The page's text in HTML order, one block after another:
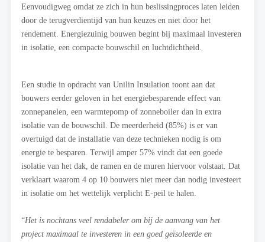
Eenvoudigweg omdat ze zich in hun beslissingproces laten leiden
door de terugverdientijd van hun keuzes en niet door het
rendement. Energiezuinig bouwen begint bij maximaal investeren
in isolatie, een compacte bouwschil en luchtdichtheid.
Een studie in opdracht van Unilin Insulation toont aan dat
bouwers eerder geloven in het energiebesparende effect van
zonnepanelen, een warmtepomp of zonneboiler dan in extra
isolatie van de bouwschil. De meerderheid (85%) is er van
overtuigd dat de installatie van deze technieken nodig is om
energie te besparen. Terwijl amper 57% vindt dat een goede
isolatie van het dak, de ramen en de muren hiervoor volstaat. Dat
verklaart waarom 4 op 10 bouwers niet meer dan nodig investeert
in isolatie om het wettelijk verplicht E-peil te halen.
“Het is nochtans veel rendabeler om bij de aanvang van het
project maximaal te investeren in een goed geïsoleerde en